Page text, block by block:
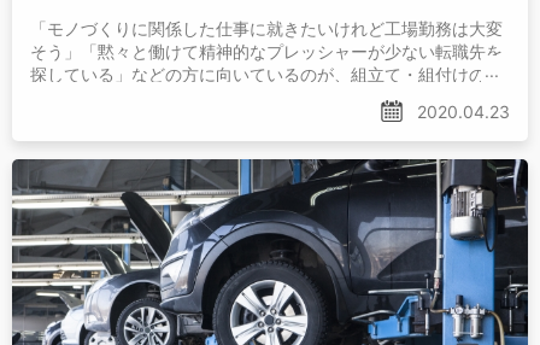
「モノづくりに関係した仕事に就きたいけれど工場勤務は大変
そう」「黙々と働けて精神的なプレッシャーが少ない転職先を
探している」などの方に向いているのが、組立て・組付けの仕
事です。働き方によっては短期間でまとまった収入も得や
2020.04.23